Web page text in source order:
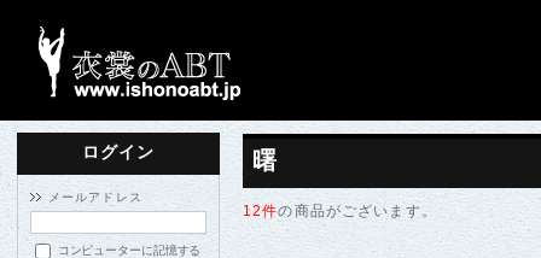
ログイン
メールアドレス
コンピューターに記憶する
曙
12件の商品がございます。